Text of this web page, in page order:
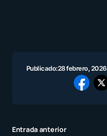
Publicado:28 febrero, 2026
Entrada anterior